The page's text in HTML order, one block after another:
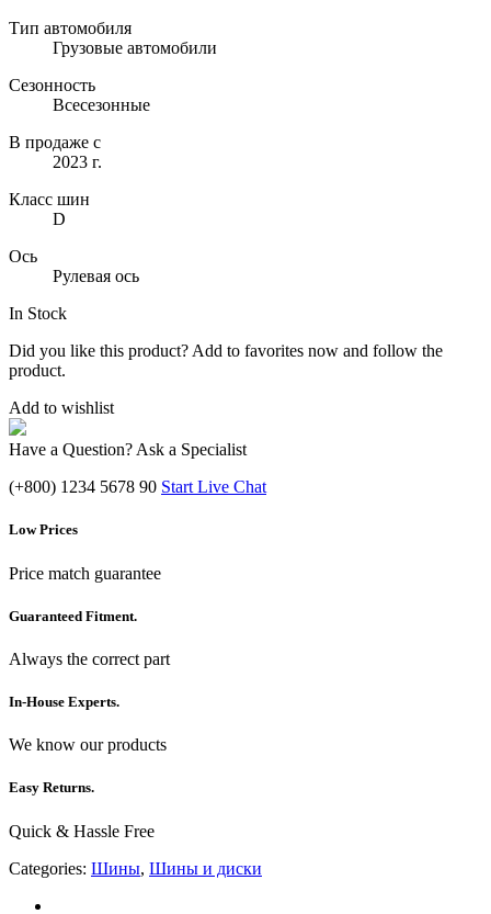
Тип автомобиля
Грузовые автомобили
Сезонность
Всесезонные
В продаже с
2023 г.
Класс шин
D
Ось
Рулевая ось
In Stock
Did you like this product? Add to favorites now and follow the
product.
Add to wishlist
Have a Question? Ask a Specialist
(+800) 1234 5678 90 Start Live Chat
Low Prices
Price match guarantee
Guaranteed Fitment.
Always the correct part
In-House Experts.
We know our products
Easy Returns.
Quick & Hassle Free
Categories: Шины, Шины и диски